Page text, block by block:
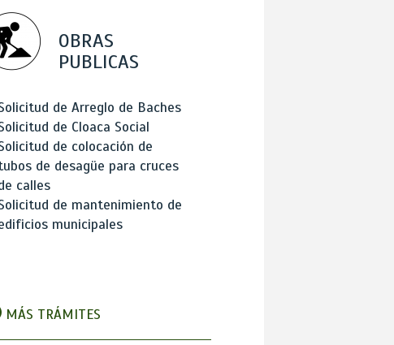
OBRAS
PUBLICAS
de Arreglo de Baches
de Cloaca Social
de colocación de
de desagüe para cruces
calles
de mantenimiento de
municipales
MÁS TRÁMITES